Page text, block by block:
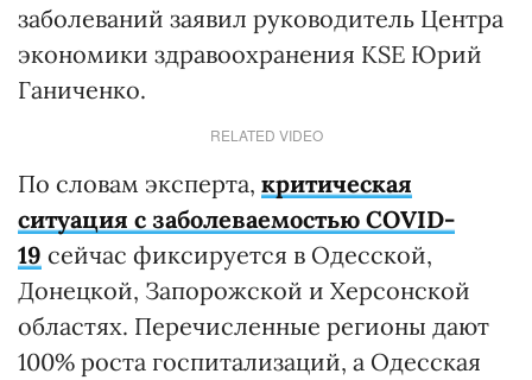
заболеваний заявил руководитель Центра
экономики здравоохранения KSE Юрий
Ганиченко.
RELATED VIDEO
По словам эксперта, критическая
ситуация с заболеваемостью COVID-
19 сейчас фиксируется в Одесской,
Донецкой, Запорожской и Херсонской
областях. Перечисленные регионы дают
100% роста госпитализаций, а Одесская